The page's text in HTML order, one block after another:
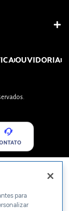
OUVIDORIA
para